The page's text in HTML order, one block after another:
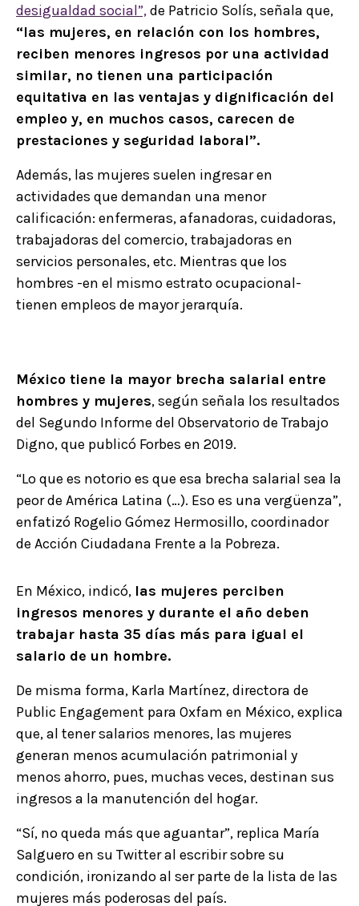
desigualdad social”,de Patricio Solís, señala que,
“las mujeres, en relación con los hombres,
reciben menores ingresos por una actividad
similar, no tienen una participación
equitativa en las ventajas y dignificación del
empleo y, en muchos casos, carecen de
prestaciones y seguridad laboral”.
Además, las mujeres suelen ingresar en
actividades que demandan una menor
calificación: enfermeras, afanadoras, cuidadoras,
trabajadoras del comercio, trabajadoras en
servicios personales, etc. Mientras que los
hombres -en el mismo estrato ocupacional-
tienen empleos de mayor jerarquía.
México tiene la mayor brecha salarial entre
hombres y mujeres, según señala los resultados
del Segundo Informe del Observatorio de Trabajo
Digno, que publicó Forbes en 2019.
“Lo que es notorio es que esa brecha salarial sea la
peor de América Latina (…). Eso es una vergüenza”,
enfatizó Rogelio Gómez Hermosillo, coordinador
de Acción Ciudadana Frente a la Pobreza.
En México, indicó, las mujeres perciben
ingresos menores y durante el año deben
trabajar hasta 35 días más para igual el
salario de un hombre.
De misma forma, Karla Martínez, directora de
Public Engagement para Oxfam en México, explica
que, al tener salarios menores, las mujeres
generan menos acumulación patrimonial y
menos ahorro, pues, muchas veces, destinan sus
ingresos a la manutención del hogar.
“Sí, no queda más que aguantar”, replica María
Salguero en su Twitter al escribir sobre su
condición, ironizando al ser parte de la lista de las
mujeres más poderosas del país.